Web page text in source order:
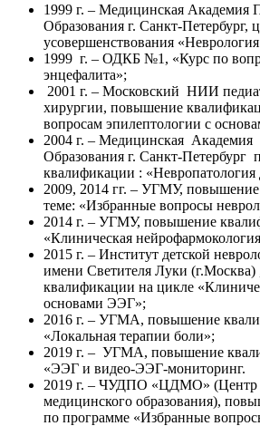
1999 г. – Медицинская Академия
Образования г. Санкт-Петербург,
усовершенствования «Неврология
1999 г. – ОДКБ №1, «Курс по
энцефалита»;
2001 г. – Московский НИИ
хирургии, повышение
вопросам эпилептологии с
2004 г. – Медицинская
Образования г. Санкт-Петербург
квалификации : «Невропатология
2009, 2014 гг. – УГМУ,
теме: «Избранные вопросы
2014 г. – УГМУ, повышение
«Клиническая
2015 г. – Институт детской
имени Светителя Луки
квалификации на цикле
основами ЭЭГ»;
2016 г. – УГМА, повышение
«Локальная терапии боли»;
2019 г. – УГМА, повышение
«ЭЭГ и видео-ЭЭГ-мониторинг.
2019 г. – ЧУДПО «ЦДМО» (Центр
медицинского образования),
по программе «Избранные